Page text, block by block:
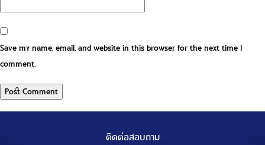
Save my name, email, and website in this browser for the next time I
comment.
ติดต่อสอบถาม